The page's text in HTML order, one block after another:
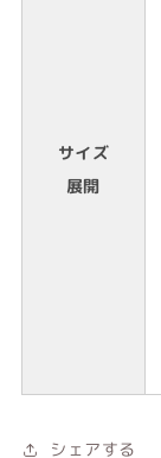
サイズ
展開
シェアする